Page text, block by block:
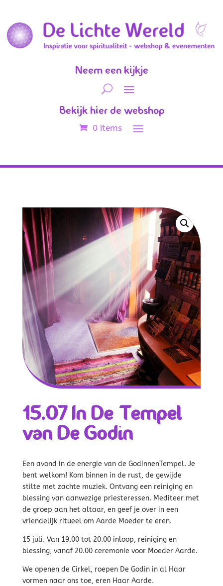
Neem een kijkje
Bekijk hier de webshop
0 items
15.07 In De Tempel
van De Godin
Een avond in de energie van de GodinnenTempel. Je
bent welkom! Kom binnen in de rust, de gewijde
stilte met zachte muziek. Ontvang een reiniging en
blessing van aanwezige priesteressen. Mediteer met
de groep aan het altaar, en geef je over in een
vriendelijk ritueel om Aarde Moeder te eren.
15 juli. Van 19.00 tot 20.00 inloop, reiniging en
blessing, vanaf 20.00 ceremonie voor Moeder Aarde.
We openen de Cirkel, roepen De Godin in al Haar
vormen naar ons toe, eren Haar Aarde.